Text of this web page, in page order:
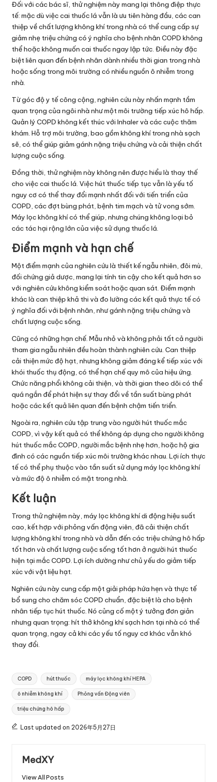
Đối với các bác sĩ, thử nghiệm này mang lại thông điệp thực
tế: mặc dù việc cai thuốc lá vẫn là ưu tiên hàng đầu, các can
thiệp về chất lượng không khí trong nhà có thể cung cấp sự
giảm nhẹ triệu chứng có ý nghĩa cho bệnh nhân COPD không
thể hoặc không muốn cai thuốc ngay lập tức. Điều này đặc
biệt liên quan đến bệnh nhân dành nhiều thời gian trong nhà
hoặc sống trong môi trường có nhiều nguồn ô nhiễm trong
nhà.
Từ góc độ y tế công cộng, nghiên cứu này nhấn mạnh tầm
quan trọng của ngôi nhà như một môi trường tiếp xúc hô hấp.
Quản lý COPD không kết thúc với Inhaler và các cuộc thăm
khám. Hỗ trợ môi trường, bao gồm không khí trong nhà sạch
sẽ, có thể giúp giảm gánh nặng triệu chứng và cải thiện chất
lượng cuộc sống.
Đồng thời, thử nghiệm này không nên được hiểu là thay thế
cho việc cai thuốc lá. Việc hút thuốc tiếp tục vẫn là yếu tố
nguy cơ có thể thay đổi mạnh nhất đối với tiến triển của
COPD, các đợt bùng phát, bệnh tim mạch và tử vong sớm.
Máy lọc không khí có thể giúp, nhưng chúng không loại bỏ
các tác hại rộng lớn của việc sử dụng thuốc lá.
Điểm mạnh và hạn chế
Một điểm mạnh của nghiên cứu là thiết kế ngẫu nhiên, đôi mù,
đối chứng giả dược, mang lại tính tin cậy cho kết quả hơn so
với nghiên cứu không kiểm soát hoặc quan sát. Điểm mạnh
khác là can thiệp khả thi và đo lường các kết quả thực tế có
ý nghĩa đối với bệnh nhân, như gánh nặng triệu chứng và
chất lượng cuộc sống.
Cũng có những hạn chế. Mẫu nhỏ và không phải tất cả người
tham gia ngẫu nhiên đều hoàn thành nghiên cứu. Can thiệp
cải thiện mức độ hạt, nhưng không giảm đáng kể tiếp xúc với
khói thuốc thụ động, có thể hạn chế quy mô của hiệu ứng.
Chức năng phổi không cải thiện, và thời gian theo dõi có thể
quá ngắn để phát hiện sự thay đổi về tần suất bùng phát
hoặc các kết quả liên quan đến bệnh chậm tiến triển.
Ngoài ra, nghiên cứu tập trung vào người hút thuốc mắc
COPD, vì vậy kết quả có thể không áp dụng cho người không
hút thuốc mắc COPD, người mắc bệnh nhẹ hơn, hoặc hộ gia
đình có các nguồn tiếp xúc môi trường khác nhau. Lợi ích thực
tế có thể phụ thuộc vào tần suất sử dụng máy lọc không khí
và mức độ ô nhiễm có mặt trong nhà.
Kết luận
Trong thử nghiệm này, máy lọc không khí di động hiệu suất
cao, kết hợp với phỏng vấn động viên, đã cải thiện chất
lượng không khí trong nhà và dẫn đến các triệu chứng hô hấp
tốt hơn và chất lượng cuộc sống tốt hơn ở người hút thuốc
hiện tại mắc COPD. Lợi ích dường như chủ yếu do giảm tiếp
xúc với vật liệu hạt.
Nghiên cứu này cung cấp một giải pháp hứa hẹn và thực tế
bổ sung cho chăm sóc COPD chuẩn, đặc biệt là cho bệnh
nhân tiếp tục hút thuốc. Nó củng cố một ý tưởng đơn giản
nhưng quan trọng: hít thở không khí sạch hơn tại nhà có thể
quan trọng, ngay cả khi các yếu tố nguy cơ khác vẫn khó
thay đổi.
Tags:
COPD hút thuốc máy lọc không khí HEPA
ô nhiễm không khí Phỏng vấn Động viên
triệu chứng hô hấp
Last updated on 2026年5月27日
MedXY
View All Posts